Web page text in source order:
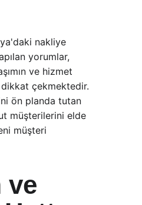
nakliye
yorumlar,
ve hizmet
çekmektedir.
ön planda tutan
müşterilerini elde
müşteri
ve